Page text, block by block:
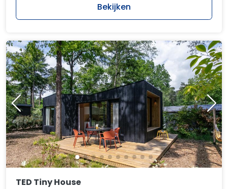
Bekijken
TED Tiny House